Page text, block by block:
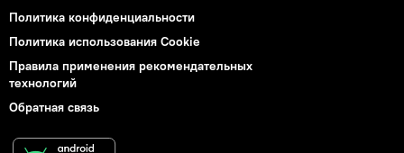
Политика конфиденциальности
Политика использования Cookie
Правила применения рекомендательных
технологий
Обратная связь